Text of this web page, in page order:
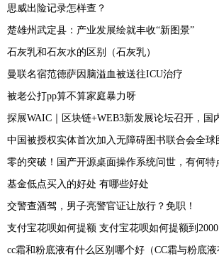
思威出险记录怎样查？
楚雄州武定县：产业发展绘就丰收“新图景”
石灰乳和石灰水的区别（石灰乳）
曼联名宿范德萨因脑溢血被送往ICU治疗
被老公打pp算不算家庭暴力呀
中国被授权实体首次加入无障碍图书联合会全球
零的突破！国产开源桌面操作系统问世，有何特
基金低点买入的好处 有哪些好处
交警查酒驾，男子亮警官证让放行？免职！
支付宝花呗如何提额 支付宝花呗如何提额到2000
cc霜和粉底液有什么区别哪个好（CC霜与粉底液